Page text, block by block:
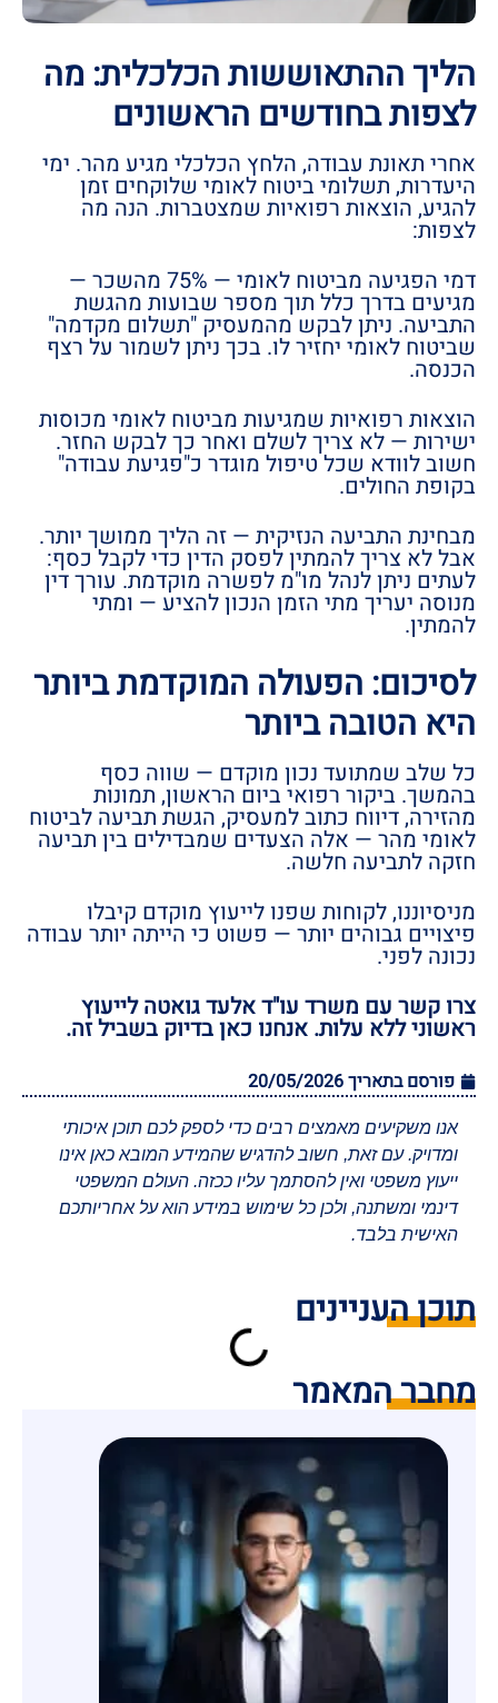
הליך ההתאוששות הכלכלית: מה
לצפות בחודשים הראשונים
אחרי תאונת עבודה, הלחץ הכלכלי מגיע מהר. ימי
היעדרות, תשלומי ביטוח לאומי שלוקחים זמן
להגיע, הוצאות רפואיות שמצטברות. הנה מה
לצפות:
דמי הפגיעה מביטוח לאומי — 75% מהשכר —
מגיעים בדרך כלל תוך מספר שבועות מהגשת
התביעה. ניתן לבקש מהמעסיק "תשלום מקדמה"
שביטוח לאומי יחזיר לו. בכך ניתן לשמור על רצף
הכנסה.
הוצאות רפואיות שמגיעות מביטוח לאומי מכוסות
ישירות — לא צריך לשלם ואחר כך לבקש החזר.
חשוב לוודא שכל טיפול מוגדר כ"פגיעת עבודה"
בקופת החולים.
מבחינת התביעה הנזיקית — זה הליך ממושך יותר.
אבל לא צריך להמתין לפסק הדין כדי לקבל כסף:
לעתים ניתן לנהל מו"מ לפשרה מוקדמת. עורך דין
מנוסה יעריך מתי הזמן הנכון להציע — ומתי
להמתין.
לסיכום: הפעולה המוקדמת ביותר
היא הטובה ביותר
כל שלב שמתועד נכון מוקדם — שווה כסף
בהמשך. ביקור רפואי ביום הראשון, תמונות
מהזירה, דיווח כתוב למעסיק, הגשת תביעה לביטוח
לאומי מהר — אלה הצעדים שמבדילים בין תביעה
חזקה לתביעה חלשה.
מניסיוננו, לקוחות שפנו לייעוץ מוקדם קיבלו
פיצויים גבוהים יותר — פשוט כי הייתה יותר עבודה
נכונה לפני.
צרו קשר עם משרד עו"ד אלעד גואטה לייעוץ
ראשוני ללא עלות. אנחנו כאן בדיוק בשביל זה.
פורסם בתאריך20/05/2026
אנו משקיעים מאמצים רבים כדי לספק לכם תוכן איכותי
ומדויק. עם זאת, חשוב להדגיש שהמידע המובא כאן אינו
ייעוץ משפטי ואין להסתמך עליו ככזה. העולם המשפטי
דינמי ומשתנה, ולכן כל שימוש במידע הוא על אחריותכם
האישית בלבד.
תוכן העניינים
מחבר המאמר